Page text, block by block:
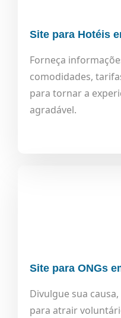
Site para Hotéis
Forneça
comodidades,
para tornar a
agradável.
Site para ONGs
Divulgue sua
para atrair